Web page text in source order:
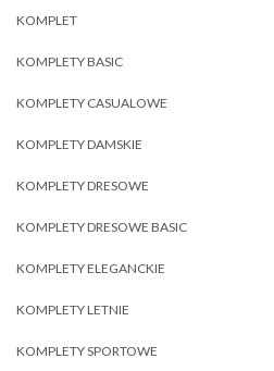
KOMPLET
KOMPLETY BASIC
KOMPLETY CASUALOWE
KOMPLETY DAMSKIE
KOMPLETY DRESOWE
KOMPLETY DRESOWE BASIC
KOMPLETY ELEGANCKIE
KOMPLETY LETNIE
KOMPLETY SPORTOWE